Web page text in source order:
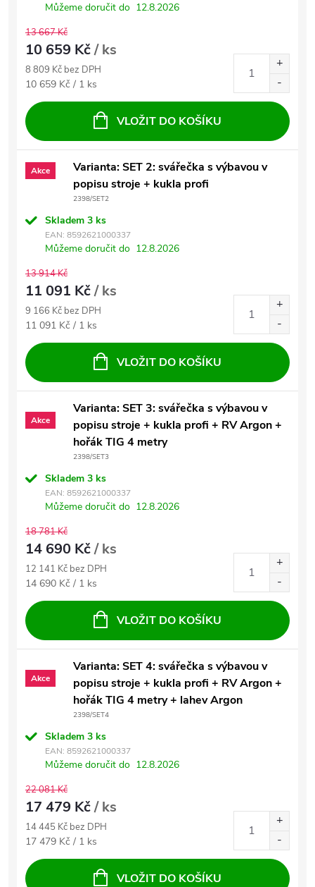
Můžeme doručit do 12.8.2026
13 667 Kč
10 659 Kč/ ks
8 809 Kč bez DPH
Měrná cena:
10 659 Kč / 1 ks
VLOŽIT DO KOŠÍKU
Akce
Varianta: SET 2: svářečka s výbavou v
popisu stroje + kukla profi
2398/SET2
Skladem 3 ks
EAN: 8592621000337
Můžeme doručit do 12.8.2026
13 914 Kč
11 091 Kč/ ks
9 166 Kč bez DPH
Měrná cena:
11 091 Kč / 1 ks
VLOŽIT DO KOŠÍKU
Akce
Varianta: SET 3: svářečka s výbavou v
popisu stroje + kukla profi + RV Argon +
hořák TIG 4 metry
2398/SET3
Skladem 3 ks
EAN: 8592621000337
Můžeme doručit do 12.8.2026
18 781 Kč
14 690 Kč/ ks
12 141 Kč bez DPH
Měrná cena:
14 690 Kč / 1 ks
VLOŽIT DO KOŠÍKU
Akce
Varianta: SET 4: svářečka s výbavou v
popisu stroje + kukla profi + RV Argon +
hořák TIG 4 metry + lahev Argon
2398/SET4
Skladem 3 ks
EAN: 8592621000337
Můžeme doručit do 12.8.2026
22 081 Kč
17 479 Kč/ ks
14 445 Kč bez DPH
Měrná cena:
17 479 Kč / 1 ks
VLOŽIT DO KOŠÍKU